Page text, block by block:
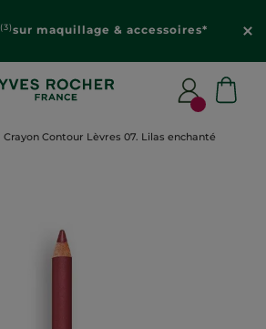
(3)sur maquillage & accessoires*
Crayon Contour Lèvres 07. Lilas enchanté